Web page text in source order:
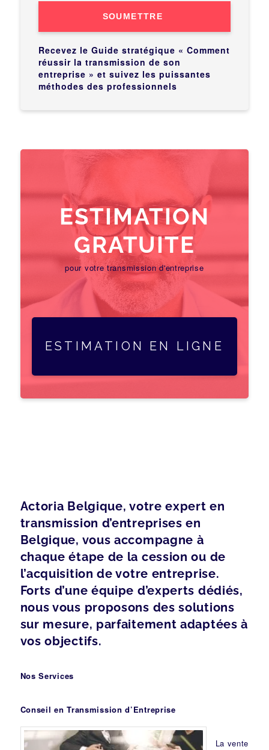
SOUMETTRE
Recevez le Guide stratégique « Comment
réussir la transmission de son
entreprise » et suivez les puissantes
méthodes des professionnels
ESTIMATION
GRATUITE
pour votre transmission d'entreprise
ESTIMATION EN LIGNE
Actoria Belgique, votre expert en
transmission d’entreprises en
Belgique, vous accompagne à
chaque étape de la cession ou de
l’acquisition de votre entreprise.
Forts d’une équipe d’experts dédiés,
nous vous proposons des solutions
sur mesure, parfaitement adaptées à
vos objectifs.
Nos Services
Conseil en Transmission d’Entreprise
La vente